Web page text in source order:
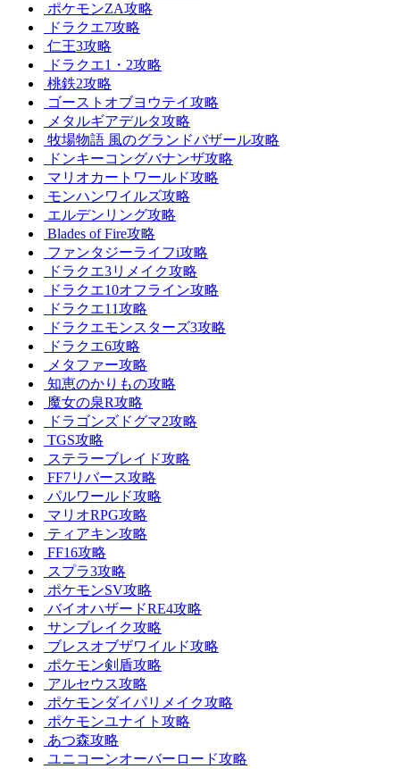
ポケモンZA攻略
ドラクエ7攻略
仁王3攻略
ドラクエ1・2攻略
桃鉄2攻略
ゴーストオブヨウテイ攻略
メタルギアデルタ攻略
牧場物語 風のグランドバザール攻略
ドンキーコングバナンザ攻略
マリオカートワールド攻略
モンハンワイルズ攻略
エルデンリング攻略
Blades of Fire攻略
ファンタジーライフi攻略
ドラクエ3リメイク攻略
ドラクエ10オフライン攻略
ドラクエ11攻略
ドラクエモンスターズ3攻略
ドラクエ6攻略
メタファー攻略
知恵のかりもの攻略
魔女の泉R攻略
ドラゴンズドグマ2攻略
TGS攻略
ステラーブレイド攻略
FF7リバース攻略
パルワールド攻略
マリオRPG攻略
ティアキン攻略
FF16攻略
スプラ3攻略
ポケモンSV攻略
バイオハザードRE4攻略
サンブレイク攻略
ブレスオブザワイルド攻略
ポケモン剣盾攻略
アルセウス攻略
ポケモンダイパリメイク攻略
ポケモンユナイト攻略
あつ森攻略
ユニコーンオーバーロード攻略